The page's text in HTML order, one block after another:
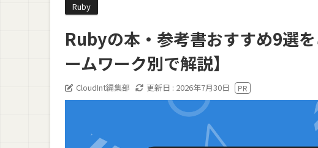
Ruby
Rubyの本・参考書おすすめ9選
ームワーク別で解説】
CloudInt編集部 更新日 : 2026年7月30日